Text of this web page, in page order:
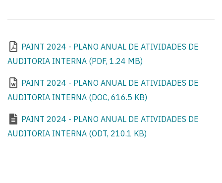
PAINT 2024 - PLANO ANUAL DE ATIVIDADES DE
AUDITORIA INTERNA (PDF, 1.24 MB)
PAINT 2024 - PLANO ANUAL DE ATIVIDADES DE
AUDITORIA INTERNA (DOC, 616.5 KB)
PAINT 2024 - PLANO ANUAL DE ATIVIDADES DE
AUDITORIA INTERNA (ODT, 210.1 KB)